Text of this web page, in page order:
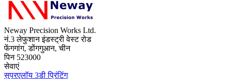
Neway Precision Works Ltd.
नं.3 लेफुशान इंडस्ट्री वेस्ट रोड
फेंगगांग, डोंगगुआन, चीन
पिन 523000
सेवाएं
सुपरएलॉय 3डी प्रिंटिंग